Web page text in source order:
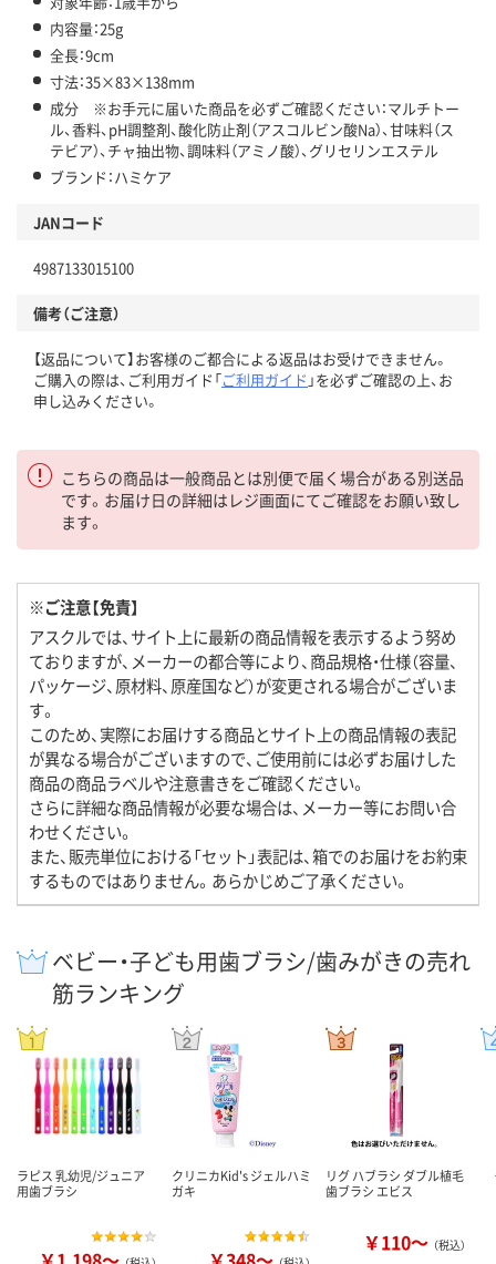
内容量：25g
全長：9cm
寸法：35×83×138mm
成分 ※お手元に届いた商品を必ずご確認ください：マルチトー
ル、香料、pH調整剤、酸化防止剤（アスコルビン酸Na）、甘味料（ス
テビア）、チャ抽出物、調味料（アミノ酸）、グリセリンエステル
ブランド：ハミケア
JANコード
4987133015100
備考（ご注意）
【返品について】お客様のご都合による返品はお受けできません。
ご購入の際は、ご利用ガイド「ご利用ガイド 」を必ずご確認の上、お
申し込みください。
こちらの商品は一般商品とは別便で届く場合がある別送品
です。お届け日の詳細はレジ画面にてご確認をお願い致し
ます。
※ご注意【免責】
アスクルでは、サイト上に最新の商品情報を表示するよう努め
ておりますが、メーカーの都合等により、商品規格・仕様（容量、
パッケージ、原材料、原産国など）が変更される場合がございま
す。
このため、実際にお届けする商品とサイト上の商品情報の表記
が異なる場合がございますので、ご使用前には必ずお届けした
商品の商品ラベルや注意書きをご確認ください。
さらに詳細な商品情報が必要な場合は、メーカー等にお問い合
わせください。
また、販売単位における「セット」表記は、箱でのお届けをお約束
するものではありません。あらかじめご了承ください。
ベビー・子ども用歯ブラシ/歯みがきの売れ
筋ランキング
ラピス 乳幼児/ジュニア
用歯ブラシ
クリニカKid's ジェルハミ
ガキ
リグ ハブラシ ダブル植毛
歯ブラシ エビス
￥110～ （税込）